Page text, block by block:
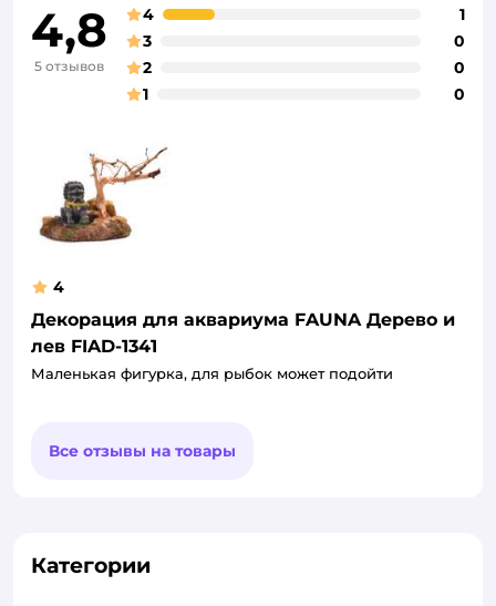
4,8
5 отзывов
4
1
3
0
2
0
1
0
4
Декорация для аквариума FAUNA Дерево и
лев FIAD-1341
Маленькая фигурка, для рыбок может подойти
Все отзывы на товары
Категории